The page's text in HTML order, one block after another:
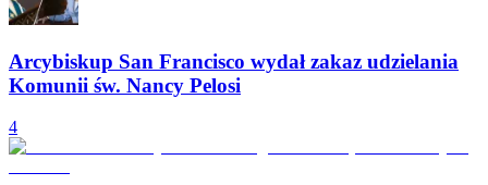
Arcybiskup San Francisco wydał zakaz udzielania
Komunii św. Nancy Pelosi
4